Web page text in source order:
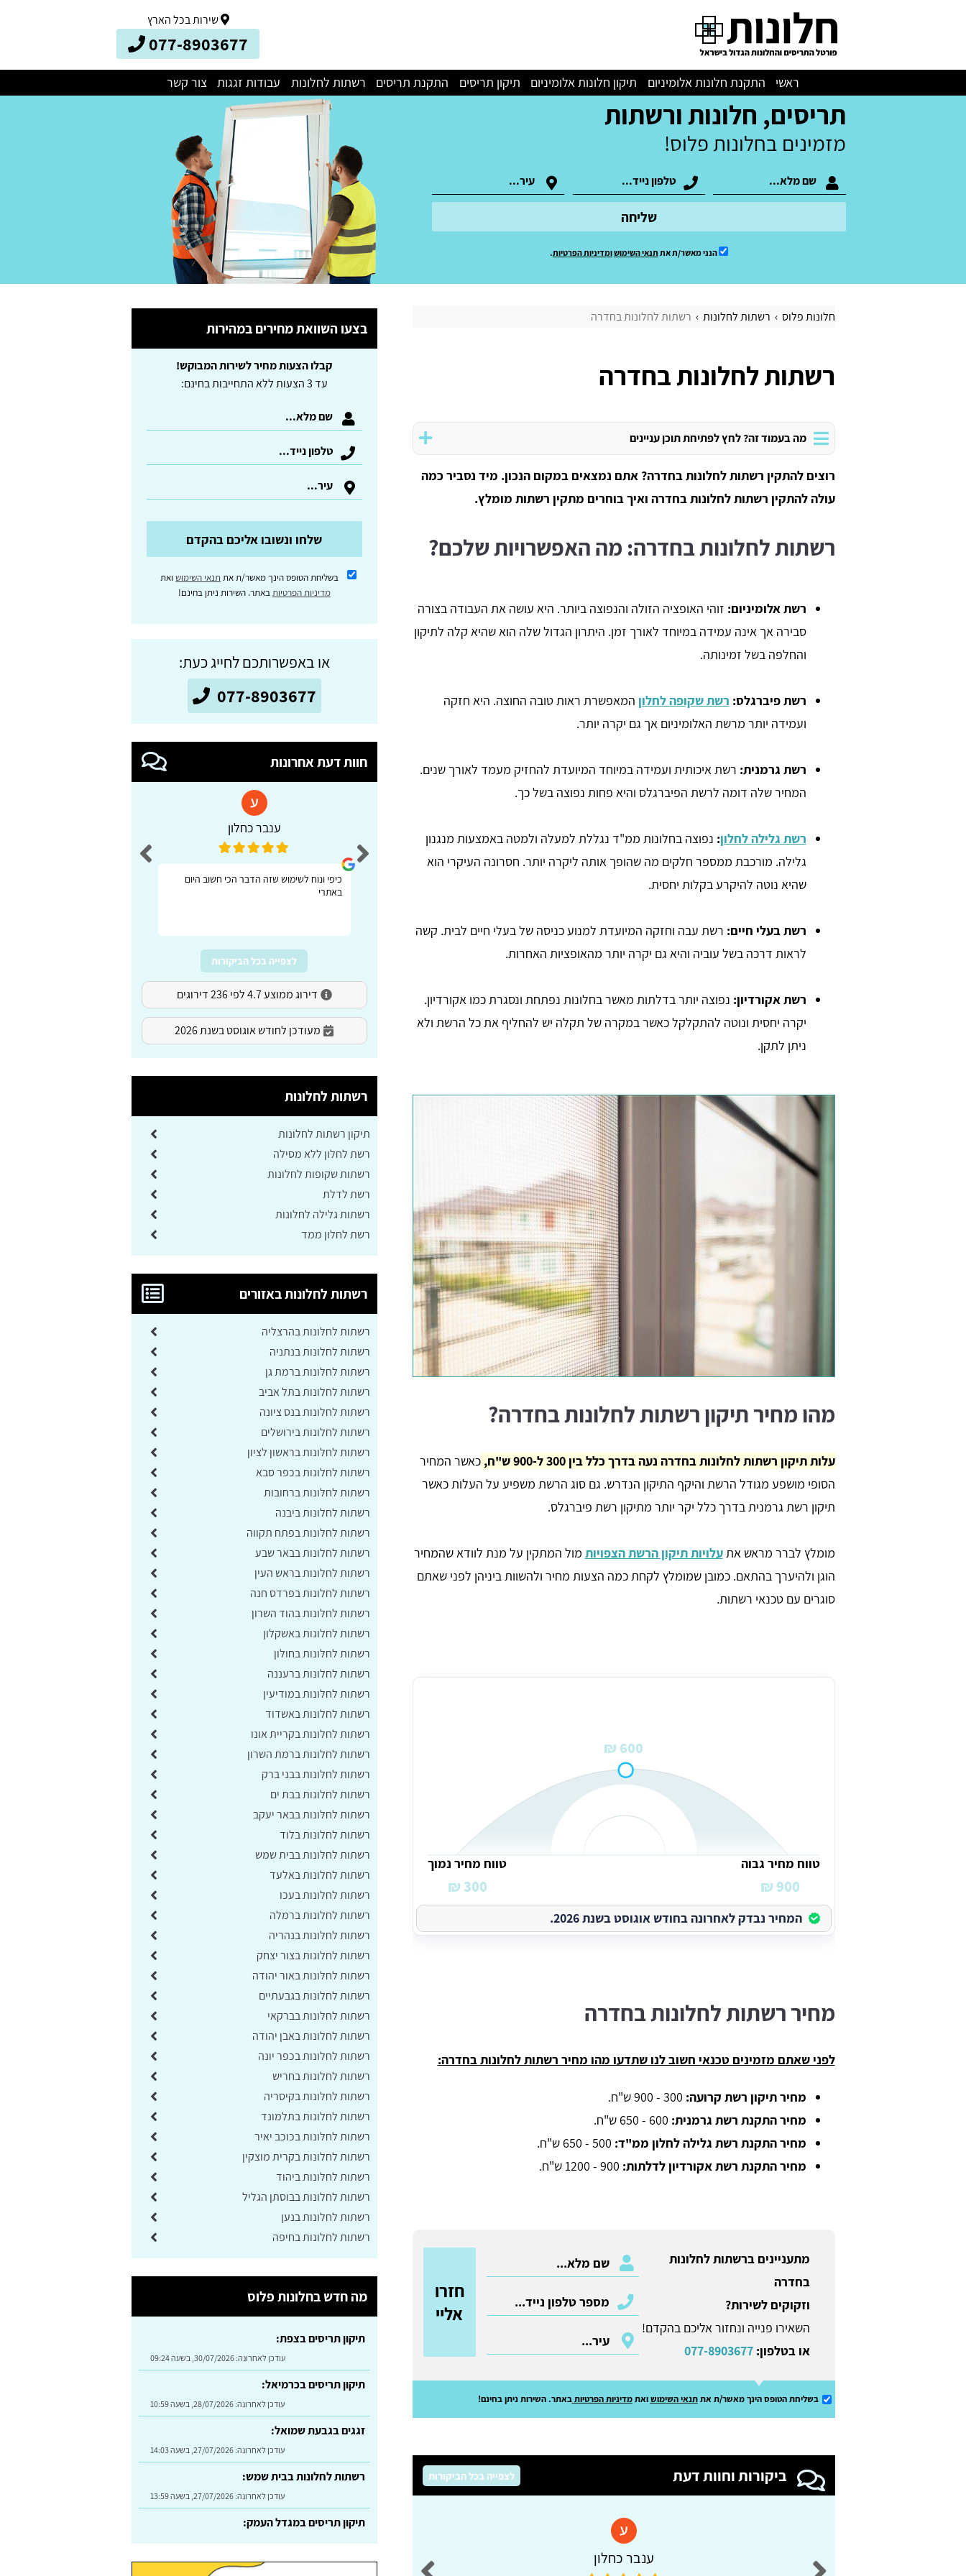
שירות בכל הארץ
077-8903677
ראשי התקנת חלונות אלומיניום תיקון חלונות אלומיניום תיקון תריסים התקנת תריסים רשתות לחלונות עבודות זגגות צור קשר
תריסים, חלונות ורשתות
מזמינים בחלונות פלוס!
שליחה
הנני מאשר/ת את תנאי השימושומדיניות הפרטיות.
חלונות פלוס רשתות לחלונות רשתות לחלונות בחדרה
רשתות לחלונות בחדרה
מה בעמוד זה? לחץ לפתיחת תוכן עניינים
רוצים להתקין רשתות לחלונות בחדרה? אתם נמצאים במקום הנכון. מיד נסביר כמה
עולה להתקין רשתות לחלונות בחדרה ואיך בוחרים מתקין רשתות מומלץ.
רשתות לחלונות בחדרה: מה האפשרויות שלכם?
רשת אלומיניום: זוהי האופציה הזולה והנפוצה ביותר. היא עושה את העבודה בצורה
סבירה אך אינה עמידה במיוחד לאורך זמן. היתרון הגדול שלה הוא שהיא קלה לתיקון
והחלפה בשל זמינותה.
רשת פיברגלס: רשת שקופה לחלון המאפשרת ראות טובה החוצה. היא חזקה
ועמידה יותר מרשת האלומיניום אך גם יקרה יותר.
רשת גרמנית: רשת איכותית ועמידה במיוחד המיועדת להחזיק מעמד לאורך שנים.
המחיר שלה דומה לרשת הפיברגלס והיא פחות נפוצה בשל כך.
רשת גלילה לחלון: נפוצה בחלונות ממ"ד נגללת למעלה ולמטה באמצעות מנגנון
גלילה. מורכבת ממספר חלקים מה שהופך אותה ליקרה יותר. חסרונה העיקרי הוא
שהיא נוטה להיקרע בקלות יחסית.
רשת בעלי חיים: רשת עבה וחזקה המיועדת למנוע כניסה של בעלי חיים לבית. קשה
לראות דרכה בשל עוביה והיא גם יקרה יותר מהאופציות האחרות.
רשת אקורדיון: נפוצה יותר בדלתות מאשר בחלונות נפתחת ונסגרת כמו אקורדיון.
יקרה יחסית ונוטה להתקלקל כאשר במקרה של תקלה יש להחליף את כל הרשת ולא
ניתן לתקן.
מהו מחיר תיקון רשתות לחלונות בחדרה?
עלות תיקון רשתות לחלונות בחדרה נעה בדרך כלל בין 300 ל-900 ש"ח,
כאשר המחיר
הסופי מושפע מגודל הרשת והיקף התיקון הנדרש. גם סוג הרשת משפיע על העלות כאשר
תיקון רשת גרמנית בדרך כלל יקר יותר מתיקון רשת פיברגלס.
מומלץ לברר מראש אתעלויות תיקון הרשת הצפויות מול המתקין על מנת לוודא שהמחיר
הוגן ולהיערך בהתאם. כמובן שמומלץ לקחת כמה הצעות מחיר ולהשוות ביניהן לפני שאתם
סוגרים עם טכנאי רשתות.
600 ₪
טווח מחיר גבוה
900 ₪
טווח מחיר נמוך
300 ₪
המחיר נבדק לאחרונה בחודש אוגוסט בשנת 2026.
מחיר רשתות לחלונות בחדרה
לפני שאתם מזמינים טכנאי חשוב לנו שתדעו מהו מחיר רשתות לחלונות בחדרה:
מחיר תיקון רשת קרועה: 300 - 900 ש"ח.
מחיר התקנת רשת גרמנית: 600 - 650 ש"ח.
מחיר התקנת רשת גלילה לחלון ממ"ד: 500 - 650 ש"ח.
מחיר התקנת רשת אקורדיון לדלתות: 900 - 1200 ש"ח.
מתעניינים ברשתות לחלונות
בחדרה
וזקוקים לשירות?
השאירו פנייה ונחזור אליכם בהקדם!
או בטלפון:077-8903677
חזרו
אליי
בשליחת הטופס הינך מאשר/ת אתתנאי השימושואתמדיניות הפרטיות באתר. השירות ניתן בחינם!
ביקורות וחוות דעת לצפייה בכל הביקורות
אמנון
ענבר כחלון
בצעו השוואת מחירים במהירות
קבלו הצעות מחיר לשירות המבוקש!
עד 3 הצעות ללא התחייבות בחינם:
שלחו ונשובו אליכם בהקדם
בשליחת הטופס הינך מאשר/ת את תנאי השימושואת
מדיניות הפרטיותבאתר. השירות ניתן בחינם!
או באפשרותכם לחייג כעת:
077-8903677
חוות דעת אחרונות
ענבר כחלון
כיפי ונוח לשימוש שזה הדבר הכי חשוב היום
באתרי
פניתי טלפונית וקיבלתי שירות נהדר.
לצפייה בכל הביקורות
דירוג ממוצע 4.7 לפי 236 דירוגים
מעודכן לחודש אוגוסט בשנת 2026
רשתות לחלונות
תיקון רשתות לחלונות
רשת לחלון ללא מסילה
רשתות שקופות לחלונות
רשת לדלת
רשתות גלילה לחלונות
רשת לחלון ממד
רשתות לחלונות באזורים
רשתות לחלונות בהרצליה
רשתות לחלונות בנתניה
רשתות לחלונות ברמת גן
רשתות לחלונות בתל אביב
רשתות לחלונות בנס ציונה
רשתות לחלונות בירושלים
רשתות לחלונות בראשון לציון
רשתות לחלונות בכפר סבא
רשתות לחלונות ברחובות
רשתות לחלונות ביבנה
רשתות לחלונות בפתח תקווה
רשתות לחלונות בבאר שבע
רשתות לחלונות בראש העין
רשתות לחלונות בפרדס חנה
רשתות לחלונות בהוד השרון
רשתות לחלונות באשקלון
רשתות לחלונות בחולון
רשתות לחלונות ברעננה
רשתות לחלונות במודיעין
רשתות לחלונות באשדוד
רשתות לחלונות בקריית אונו
רשתות לחלונות ברמת השרון
רשתות לחלונות בבני ברק
רשתות לחלונות בבת ים
רשתות לחלונות בבאר יעקב
רשתות לחלונות בלוד
רשתות לחלונות בבית שמש
רשתות לחלונות באלעד
רשתות לחלונות בעכו
רשתות לחלונות ברמלה
רשתות לחלונות בנהריה
רשתות לחלונות בצור יצחק
רשתות לחלונות באור יהודה
רשתות לחלונות בגבעתיים
רשתות לחלונות בברקאי
רשתות לחלונות באבן יהודה
רשתות לחלונות בכפר יונה
רשתות לחלונות בחריש
רשתות לחלונות בקיסריה
רשתות לחלונות בתלמונד
רשתות לחלונות בכוכב יאיר
רשתות לחלונות בקרית מוצקין
רשתות לחלונות ביהוד
רשתות לחלונות בבוסתן הגליל
רשתות לחלונות בנען
רשתות לחלונות בחיפה
מה חדש בחלונות פלוס
תיקון תריסים בצפת:
עודכן לאחרונה:30/07/2026, בשעה 09:24
תיקון תריסים בכרמיאל:
עודכן לאחרונה:28/07/2026, בשעה 10:59
זגגים בגבעת שמואל:
עודכן לאחרונה:27/07/2026, בשעה 14:03
רשתות לחלונות בבית שמש:
עודכן לאחרונה:27/07/2026, בשעה 13:59
תיקון תריסים במגדל העמק:
עודכן לאחרונה:09/08/2026, בשעה 10:20